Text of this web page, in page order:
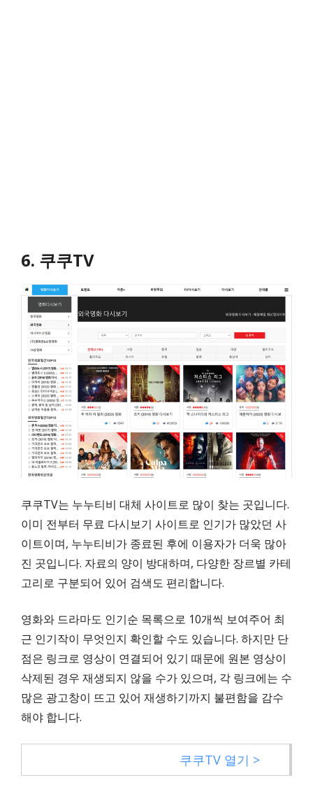
6. 쿠쿠TV
쿠쿠TV는 누누티비 대체 사이트로 많이 찾는 곳입니다.
이미 전부터 무료 다시보기 사이트로 인기가 많았던 사
이트이며, 누누티비가 종료된 후에 이용자가 더욱 많아
진 곳입니다. 자료의 양이 방대하며, 다양한 장르별 카테
고리로 구분되어 있어 검색도 편리합니다.
영화와 드라마도 인기순 목록으로 10개씩 보여주어 최
근 인기작이 무엇인지 확인할 수도 있습니다. 하지만 단
점은 링크로 영상이 연결되어 있기 때문에 원본 영상이
삭제된 경우 재생되지 않을 수가 있으며, 각 링크에는 수
많은 광고창이 뜨고 있어 재생하기까지 불편함을 감수
해야 합니다.
쿠쿠TV 열기 >